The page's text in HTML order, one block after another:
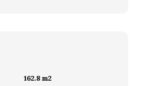
162.8 m2